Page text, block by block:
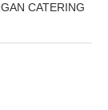
CATERING